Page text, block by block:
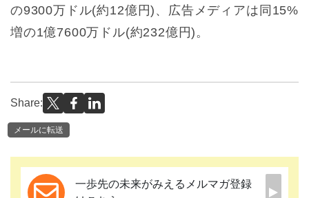
の9300万ドル(約12億円)、広告メディアは同15%
増の1億7600万ドル(約232億円)。
Share:
メールに転送
一歩先の未来がみえるメルマガ登録